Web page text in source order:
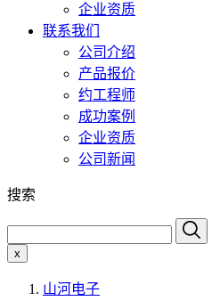
企业资质
联系我们
公司介绍
产品报价
约工程师
成功案例
企业资质
公司新闻
搜索
x
山河电子